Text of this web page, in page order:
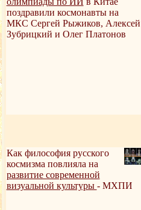
поздравили космонавты на
МКС Сергей Рыжиков, Алексей
Зубрицкий и Олег Платонов
Как философия русского
космизма повлияла на
развитие современной
визуальной культуры - МХПИ